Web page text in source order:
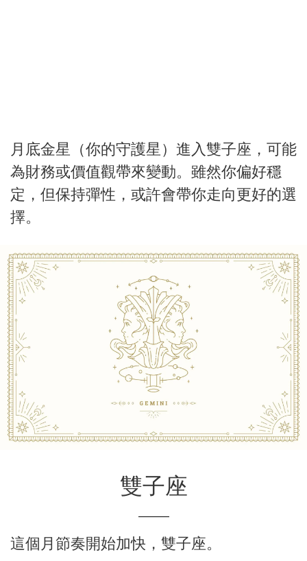
月底金星（你的守護星）進入雙子座，可能
為財務或價值觀帶來變動。雖然你偏好穩
定，但保持彈性，或許會帶你走向更好的選
擇。
雙子座
這個月節奏開始加快，雙子座。